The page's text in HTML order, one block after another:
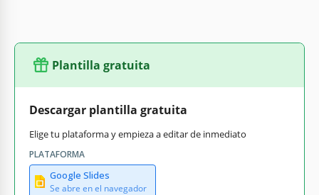
Plantilla gratuita
Descargar plantilla gratuita
Elige tu plataforma y empieza a editar de inmediato
PLATAFORMA
Google Slides
Se abre en el navegador